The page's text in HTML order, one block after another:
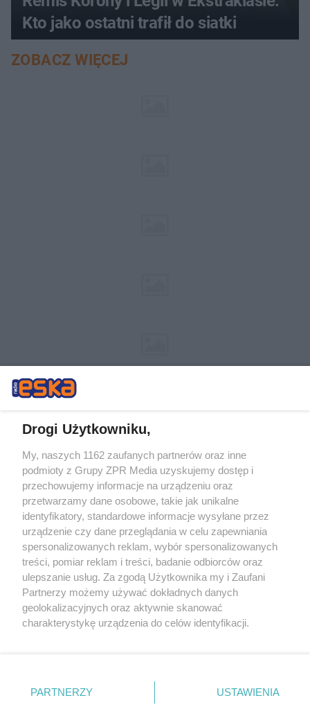
Kto jako ostatni trafił do siatki
ZOBACZ WIĘCEJ
Żaden utwór zamieszczony w serwisie nie może być powielany i
rozpowszechniany lub dalej rozpowszechniany w jakikolwiek sposób (w
tym także elektroniczny lub mechaniczny) na jakimkolwiek polu
eksploatacji w jakiejkolwiek formie, włącznie z umieszczaniem w
Internecie bez pisemnej zgody właściciela praw. Jakiekolwiek użycie lub
wykorzystanie utworów w całości lub w części z naruszeniem prawa,
tzn. bez właściwej zgody, jest zabronione pod groźbą kary i może być
ścigane prawnie.
Drogi Użytkowniku,
My, naszych 1162 zaufanych partnerów oraz inne
podmioty z Grupy ZPR Media uzyskujemy dostęp i
przechowujemy informacje na urządzeniu oraz
przetwarzamy dane osobowe, takie jak unikalne
identyfikatory, standardowe informacje wysyłane przez
urządzenie czy dane przeglądania w celu zapewniania
spersonalizowanych reklam, wybór spersonalizowanych
treści, pomiar reklam i treści, badanie odbiorców oraz
ulepszanie usług. Za zgodą Użytkownika my i Zaufani
Partnerzy możemy używać dokładnych danych
geolokalizacyjnych oraz aktywnie skanować
charakterystykę urządzenia do celów identyfikacji.
zmienić/wycofać klikając przycisk ustawień prywatności
znajdujący się w lewym dolnym rogu strony
PARTNERZY USTAWIENIA